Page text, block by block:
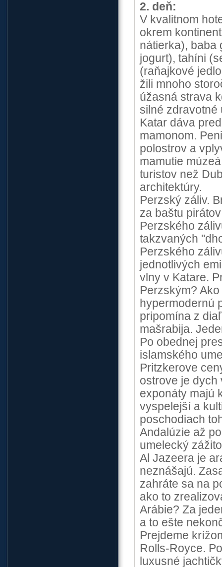
2. deň:
V kvalitnom
okrem
nátierka), baba
jogurt), tahíni
(raňajkové
žili mnoho
úžasná strava
silné zdravotné
Katar dáva
mamonom.
polostrov a
mamutie
turistov než
architektúry.
Perzský záliv.
za baštu
Perzského
takzvaných
Perzského
jednotlivých
vlny v Katare.
Perzským?
hypermodernú
pripomína z
mašrabija.
Po obednej
islamského
Pritzkerove
ostrove je dych
exponáty majú
vyspelejší a
poschodiach
Andalúzie až
umelecký
Al Jazeera je
neznášajú.
zahráte sa na
ako to
Arábie? Za
a to ešte
Prejdeme
Rolls-Royce.
luxusné